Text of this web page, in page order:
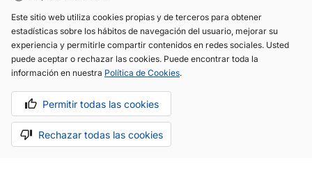
Este sitio web utiliza cookies propias y de terceros para obtener
estadísticas sobre los hábitos de navegación del usuario, mejorar su
experiencia y permitirle compartir contenidos en redes sociales. Usted
puede aceptar o rechazar las cookies. Puede encontrar toda la
información en nuestra Política de Cookies.
Permitir todas las cookies
Rechazar todas las cookies
Este sitio web utiliza cookies propias y de terceros para obtener
estadísticas sobre los hábitos de navegación del usuario, mejorar su
experiencia y permitirle compartir contenidos en redes sociales. Usted
puede aceptar o rechazar las cookies. Puede encontrar toda la
información en nuestra Política de Cookies.
Permitir todas las cookies
Rechazar todas las cookies
(+34) 744 408 070
info@motoreto.com
Aviso legal Política de cookies